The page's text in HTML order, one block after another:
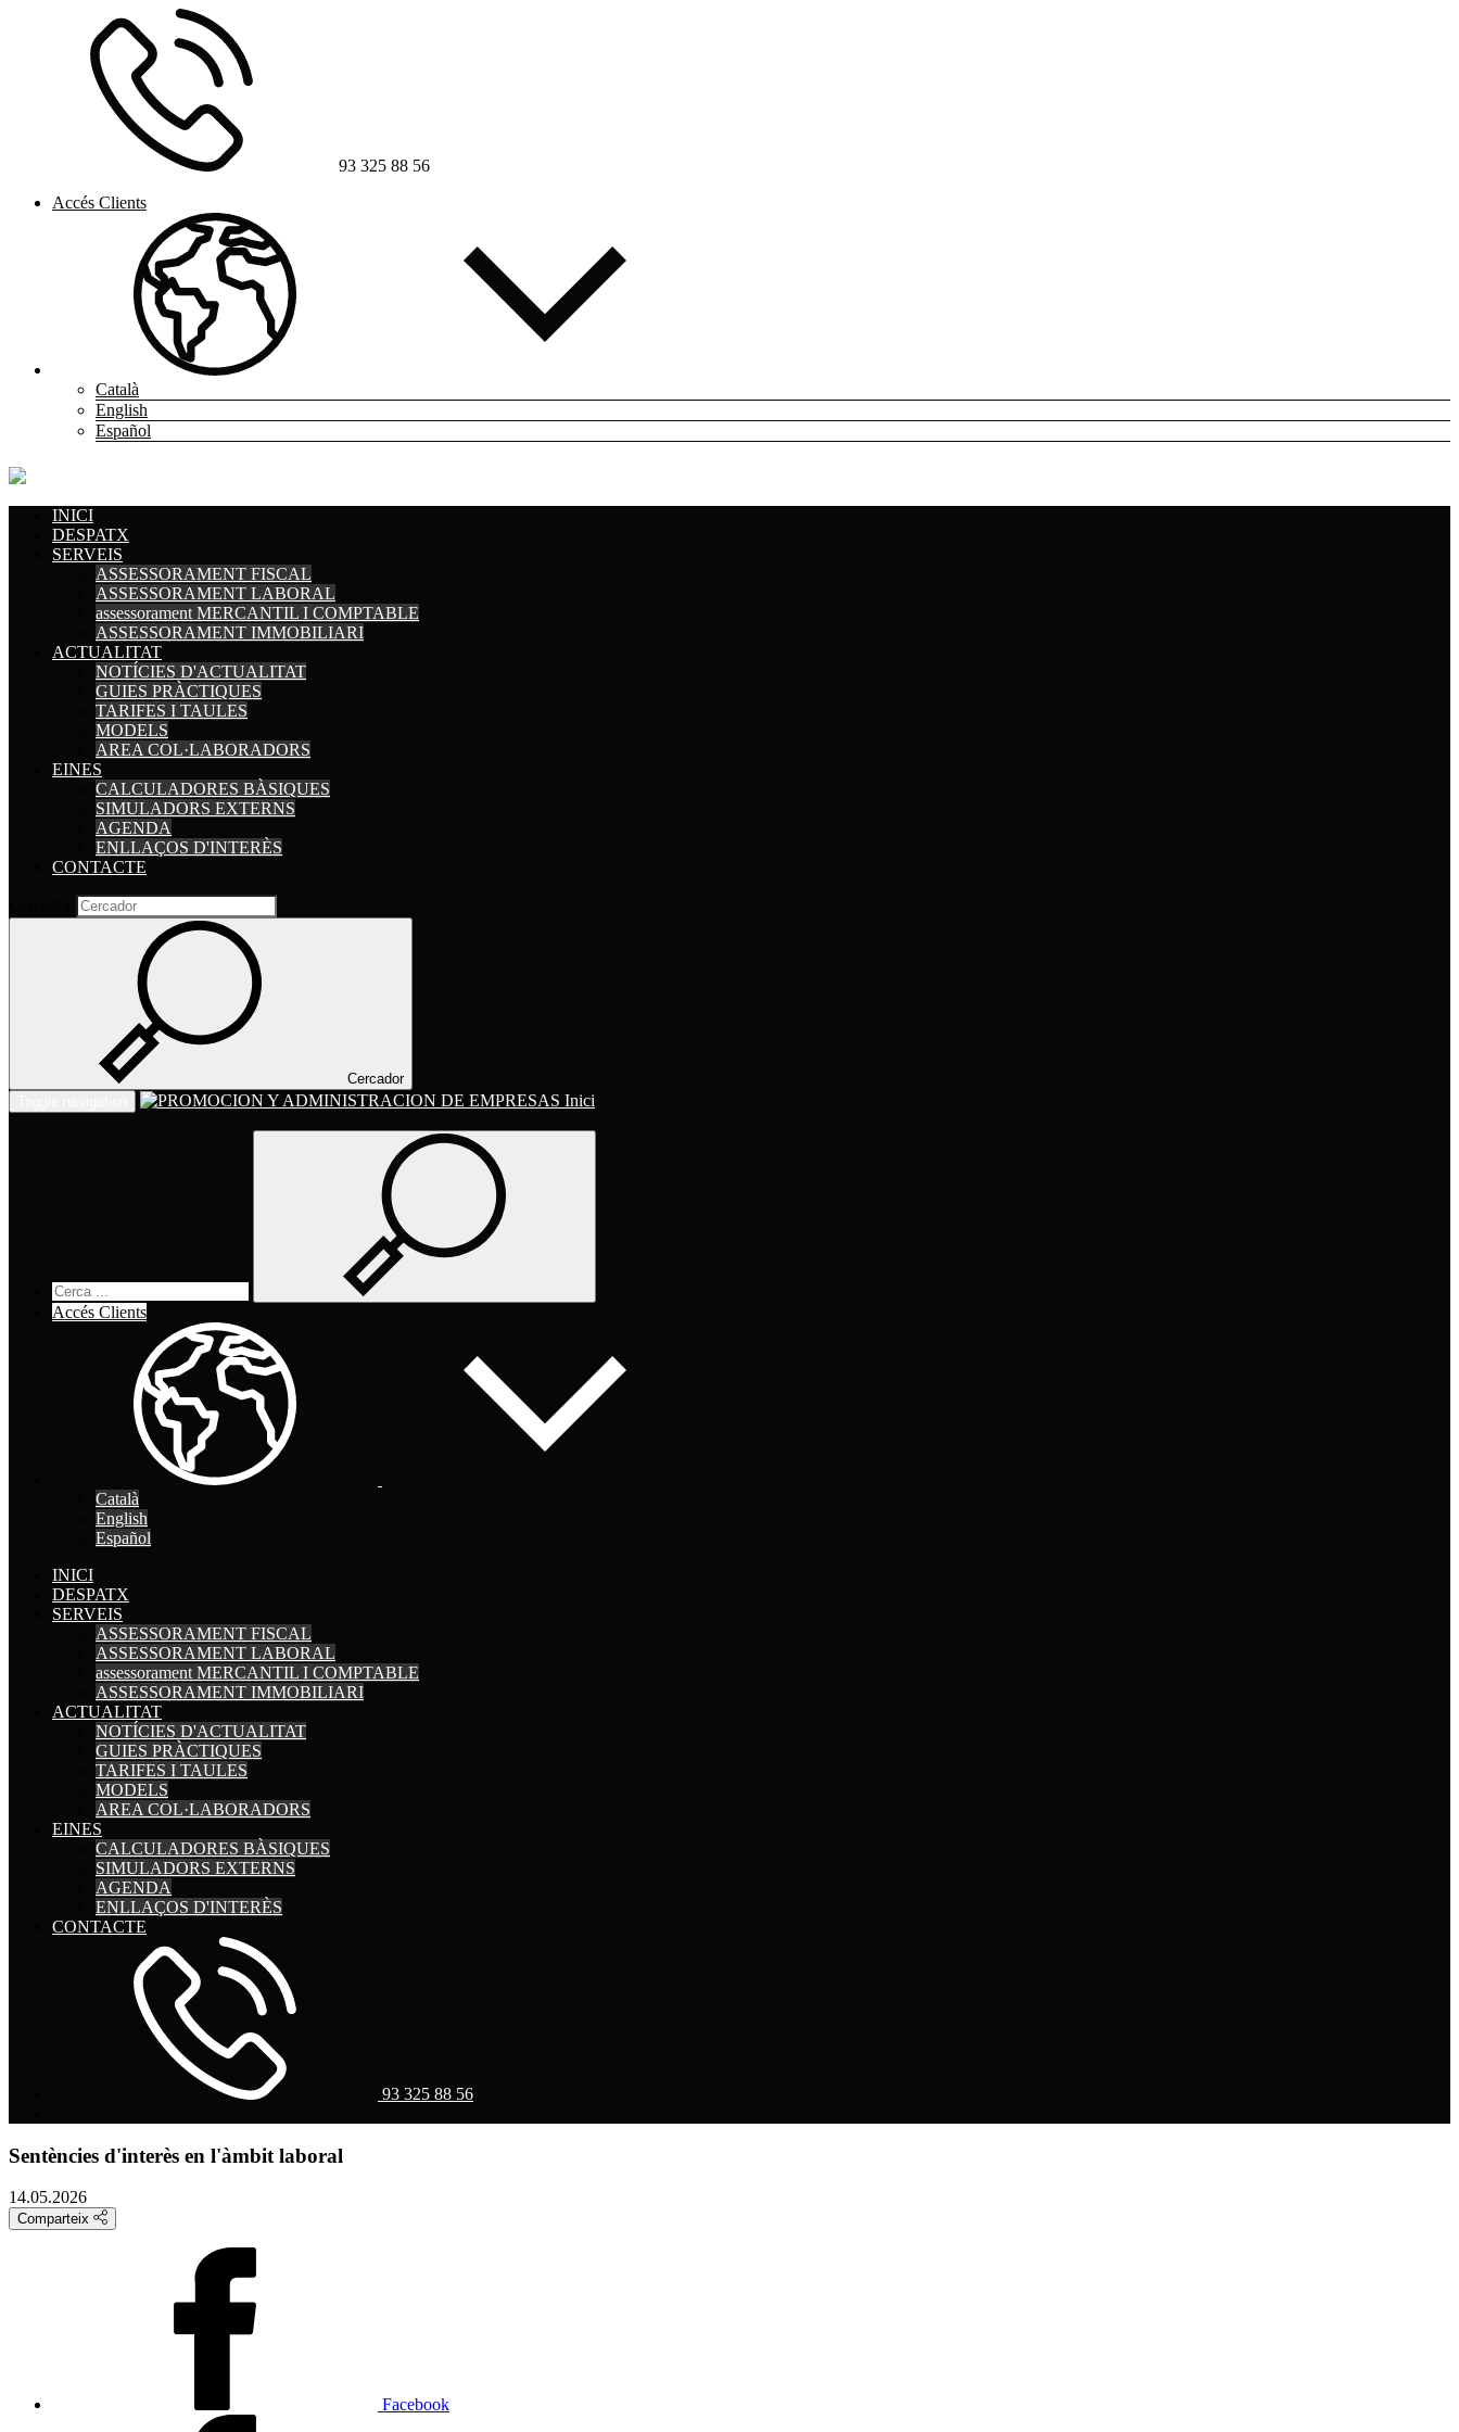
93 325 88 56
Accés Clients
Català
English
Español
INICI
DESPATX
SERVEIS
ASSESSORAMENT FISCAL
ASSESSORAMENT LABORAL
assessorament MERCANTIL I COMPTABLE
ASSESSORAMENT IMMOBILIARI
ACTUALITAT
NOTÍCIES D'ACTUALITAT
GUIES PRÀCTIQUES
TARIFES I TAULES
MODELS
AREA COL·LABORADORS
EINES
CALCULADORES BÀSIQUES
SIMULADORS EXTERNS
AGENDA
ENLLAÇOS D'INTERÈS
CONTACTE
Cercador
Inici
Accés Clients
Català
English
Español
INICI
DESPATX
SERVEIS
ASSESSORAMENT FISCAL
ASSESSORAMENT LABORAL
assessorament MERCANTIL I COMPTABLE
ASSESSORAMENT IMMOBILIARI
ACTUALITAT
NOTÍCIES D'ACTUALITAT
GUIES PRÀCTIQUES
TARIFES I TAULES
MODELS
AREA COL·LABORADORS
EINES
CALCULADORES BÀSIQUES
SIMULADORS EXTERNS
AGENDA
ENLLAÇOS D'INTERÈS
CONTACTE
93 325 88 56
Sentències d'interès en l'àmbit laboral
14.05.2026
Comparteix
Facebook